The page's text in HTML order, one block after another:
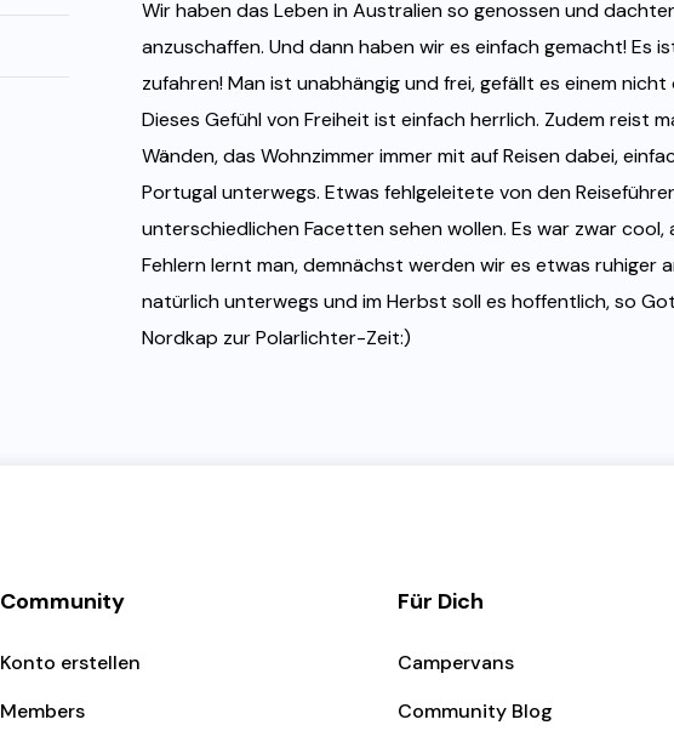
Wir haben das Leben in Australien so genossen und
anzuschaffen. Und dann haben wir es einfach gemacht! Es
zufahren! Man ist unabhängig und frei, gefällt es einem
Dieses Gefühl von Freiheit ist einfach herrlich. Zudem reist
Wänden, das Wohnzimmer immer mit auf Reisen dabei,
Portugal unterwegs. Etwas fehlgeleitete von den
unterschiedlichen Facetten sehen wollen. Es war zwar
Fehlern lernt man, demnächst werden wir es etwas ruhiger
natürlich unterwegs und im Herbst soll es hoffentlich, so
Nordkap zur Polarlichter-Zeit:)
Community
Konto erstellen
Members
Für Dich
Campervans
Community Blog